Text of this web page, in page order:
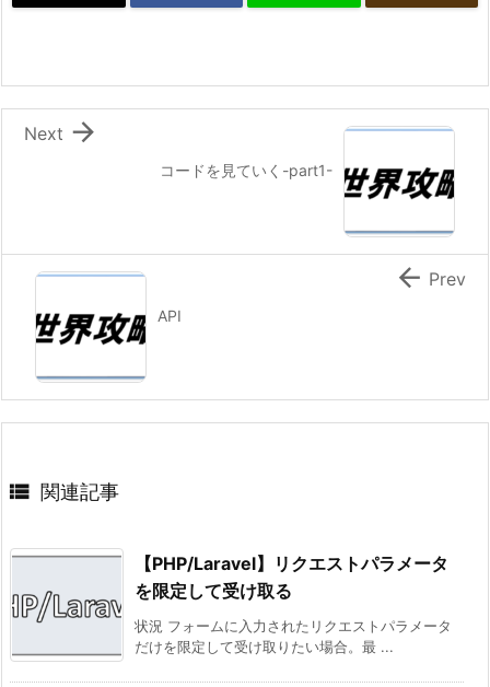
コードを見ていく-part1-

Next
API
 Prev
 関連記事
【PHP/Laravel】リクエストパラメータ
を限定して受け取る
状況 フォームに入力されたリクエストパラメータ
だけを限定して受け取りたい場合。最 ...